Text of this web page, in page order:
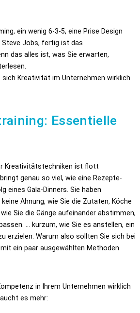
ein wenig 6-3-5, eine Prise Design
Steve Jobs, fertig ist das
das alles ist, was Sie erwarten,
sich Kreativität im Unternehmen wirklich
Essentielle
Kreativitätstechniken ist flott
genau so viel, wie eine Rezepte-
eines Gala-Dinners. Sie haben
Ahnung, wie Sie die Zutaten, Köche
Sie die Gänge aufeinander abstimmen,
... kurzum, wie Sie es anstellen, ein
erzielen. Warum also sollten Sie sich bei
ein paar ausgewählten Methoden
in Ihrem Unternehmen wirklich
es mehr: